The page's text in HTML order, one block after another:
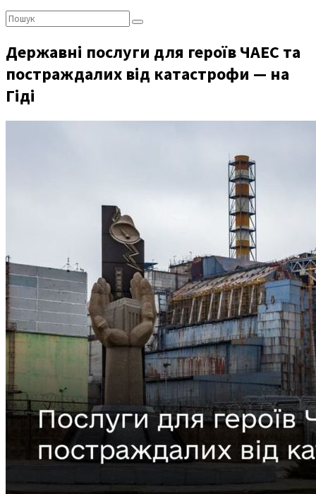
Пошук:
Державні послуги для героїв ЧАЕС та
постраждалих від катастрофи — на
Гіді